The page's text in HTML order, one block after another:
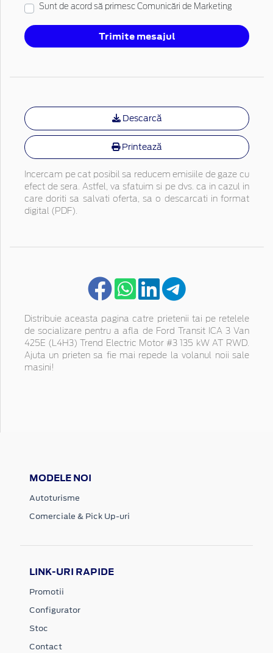
Sunt de acord să primesc Comunicări de Marketing
Trimite mesajul
Descarcă
Printează
Incercam pe cat posibil sa reducem emisiile de gaze cu
efect de sera. Astfel, va sfatuim si pe dvs. ca in cazul in
care doriti sa salvati oferta, sa o descarcati in format
digital (PDF).
Distribuie aceasta pagina catre prietenii tai pe retelele
de socializare pentru a afla de Ford Transit ICA 3 Van
425E (L4H3) Trend Electric Motor #3 135 kW AT RWD.
Ajuta un prieten sa fie mai repede la volanul noii sale
masini!
MODELE NOI
Autoturisme
Comerciale & Pick Up-uri
LINK-URI RAPIDE
Promotii
Configurator
Stoc
Contact